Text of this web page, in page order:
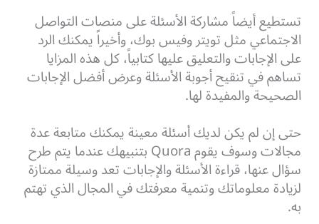
تستطيع أيضاً مشاركة الأسئلة على منصات التواصل
الاجتماعي مثل تويتر وفيس بوك، وأخيراً يمكنك الرد
على الإجابات والتعليق عليها كتابياً، كل هذه المزايا
تساهم في تنقيح أجوبة الأسئلة وعرض أفضل الإجابات
الصحيحة والمفيدة لها.
حتى إن لم يكن لديك أسئلة معينة يمكنك متابعة عدة
مجالات وسوف يقوم Quora بتنبيهك عندما يتم طرح
سؤال عنها، قراءة الأسئلة والإجابات تعد وسيلة ممتازة
لزيادة معلوماتك وتنمية معرفتك في المجال الذي تهتم
به.